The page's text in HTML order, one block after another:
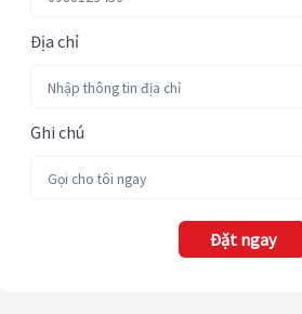
Địa chỉ
Ghi chú
Đặt ngay